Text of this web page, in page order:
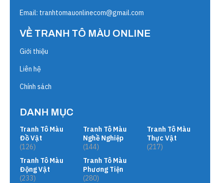
Email: tranhtomauonlinecom@gmail.com
VỀ TRANH TÔ MÀU ONLINE
Giới thiệu
Liên hệ
Chính sách
DANH MỤC
Tranh Tô Màu
Đồ Vật
(126)
Tranh Tô Màu
Động Vật
(233)
Tranh Tô Màu
Nghề Nghiệp
(144)
Tranh Tô Màu
Phương Tiện
(280)
Tranh Tô Màu
Thực Vật
(217)